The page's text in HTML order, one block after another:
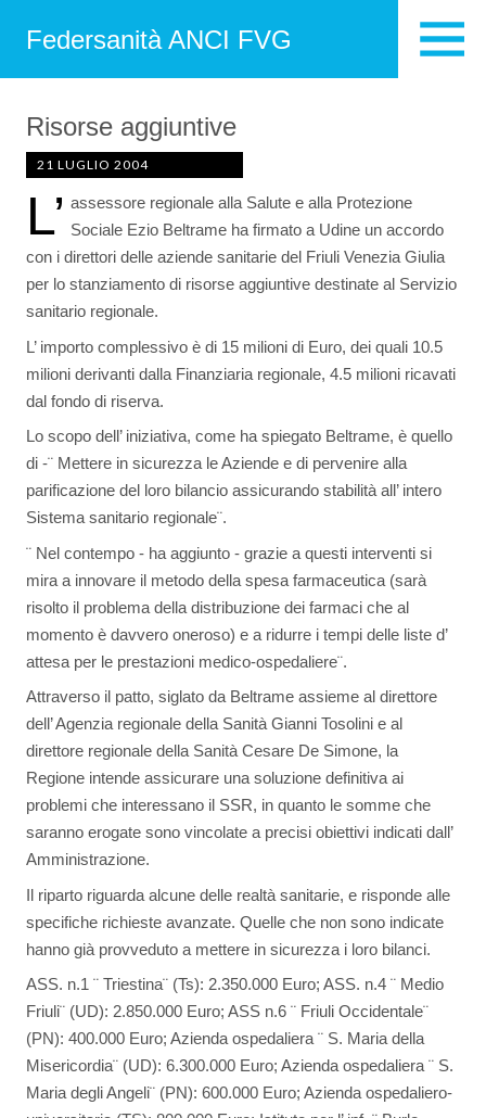
Federsanità ANCI FVG
Risorse aggiuntive
21 LUGLIO 2004
L’ assessore regionale alla Salute e alla Protezione
Sociale Ezio Beltrame ha firmato a Udine un accordo
con i direttori delle aziende sanitarie del Friuli Venezia Giulia
per lo stanziamento di risorse aggiuntive destinate al Servizio
sanitario regionale.
L’ importo complessivo è di 15 milioni di Euro, dei quali 10.5
milioni derivanti dalla Finanziaria regionale, 4.5 milioni ricavati
dal fondo di riserva.
Lo scopo dell’ iniziativa, come ha spiegato Beltrame, è quello
di -¨ Mettere in sicurezza le Aziende e di pervenire alla
parificazione del loro bilancio assicurando stabilità all’ intero
Sistema sanitario regionale¨.
¨ Nel contempo - ha aggiunto - grazie a questi interventi si
mira a innovare il metodo della spesa farmaceutica (sarà
risolto il problema della distribuzione dei farmaci che al
momento è davvero oneroso) e a ridurre i tempi delle liste d’
attesa per le prestazioni medico-ospedaliere¨.
Attraverso il patto, siglato da Beltrame assieme al direttore
dell’ Agenzia regionale della Sanità Gianni Tosolini e al
direttore regionale della Sanità Cesare De Simone, la
Regione intende assicurare una soluzione definitiva ai
problemi che interessano il SSR, in quanto le somme che
saranno erogate sono vincolate a precisi obiettivi indicati dall’
Amministrazione.
Il riparto riguarda alcune delle realtà sanitarie, e risponde alle
specifiche richieste avanzate. Quelle che non sono indicate
hanno già provveduto a mettere in sicurezza i loro bilanci.
ASS. n.1 ¨ Triestina¨ (Ts): 2.350.000 Euro; ASS. n.4 ¨ Medio
Friuli¨ (UD): 2.850.000 Euro; ASS n.6 ¨ Friuli Occidentale¨
(PN): 400.000 Euro; Azienda ospedaliera ¨ S. Maria della
Misericordia¨ (UD): 6.300.000 Euro; Azienda ospedaliera ¨ S.
Maria degli Angeli¨ (PN): 600.000 Euro; Azienda ospedaliero-